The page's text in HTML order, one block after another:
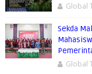
Global
Sekda
Global